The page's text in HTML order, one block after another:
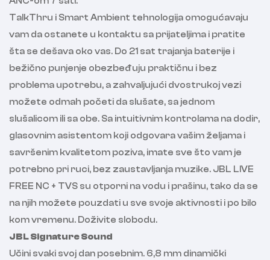
TalkThru i Smart Ambient tehnologija omogućavaju
vam da ostanete u kontaktu sa prijateljima i pratite
šta se dešava oko vas. Do 21 sat trajanja baterije i
bežično punjenje obezbeđuju praktičnu i bez
problema upotrebu, a zahvaljujući dvostrukoj vezi
možete odmah početi da slušate, sa jednom
slušalicom ili sa obe. Sa intuitivnim kontrolama na dodir,
glasovnim asistentom koji odgovara vašim željama i
savršenim kvalitetom poziva, imate sve što vam je
potrebno pri ruci, bez zaustavljanja muzike. JBL LIVE
FREE NC + TVS su otporni na vodu i prašinu, tako da se
na njih možete pouzdati u sve svoje aktivnosti i po bilo
kom vremenu. Doživite slobodu.
JBL Signature Sound
Učini svaki svoj dan posebnim. 6,8 mm dinamički